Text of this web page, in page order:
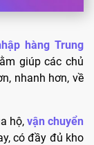
hàng Trung
giúp các chủ
nhanh hơn, về
hộ, vận chuyển
có đầy đủ kho